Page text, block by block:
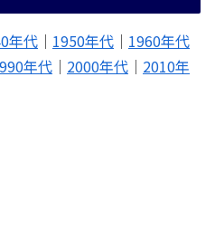
年代 ｜ 1950年代 ｜ 1960年代
年代 ｜ 2000年代 ｜ 2010年